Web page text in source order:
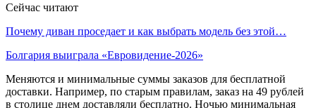
Сейчас читают
Почему диван проседает и как выбрать модель без этой…
Болгария выиграла «Евровидение-2026»
Меняются и минимальные суммы заказов для бесплатной
доставки. Например, по старым правилам, заказ на 49 рублей
в столице днем доставляли бесплатно. Ночью минимальная